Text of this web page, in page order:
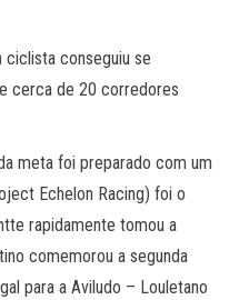
ciclista conseguiu se
cerca de 20 corredores
meta foi preparado com um
Echelon Racing) foi o
rapidamente tomou a
comemorou a segunda
para a Aviludo – Louletano